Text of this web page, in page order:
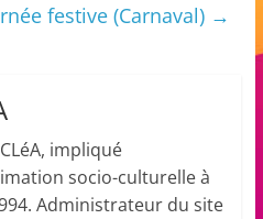
r
d
e
3
festive (Carnaval) →
impliqué
socio-culturelle à
Administrateur du site